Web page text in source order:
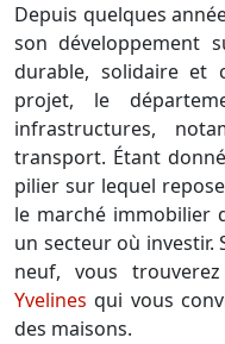
Depuis quelques
son développement
durable, solidaire et
projet, le
infrastructures,
transport. Étant
pilier sur lequel
le marché immobilier
un secteur où investir.
neuf, vous
Yvelines qui vous
des maisons.